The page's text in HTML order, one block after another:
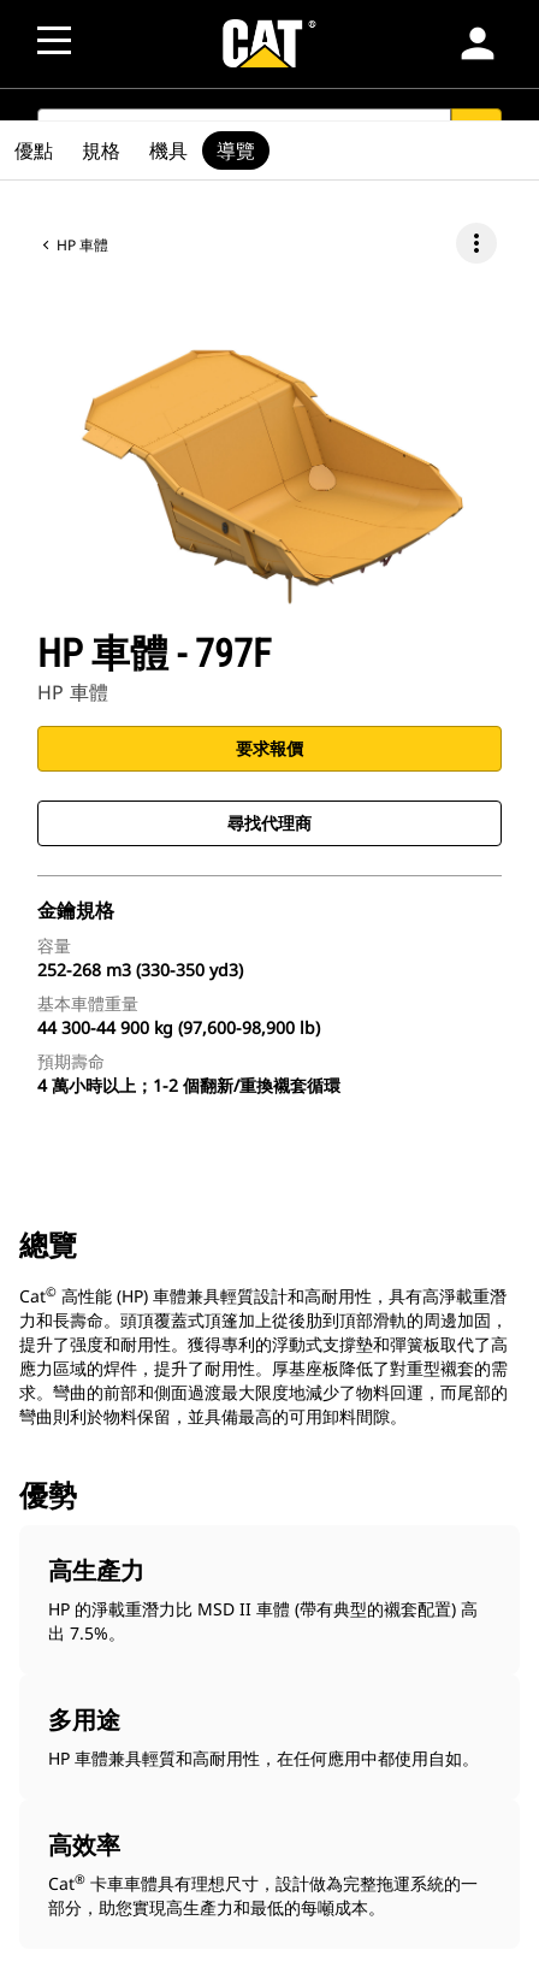
person
SEARCH
HP 車體 more_vert
HP 車體 - 797F
HP 車體
要求報價
尋找代理商
金鑰規格
容量
252-268 m3 (330-350 yd3)
基本車體重量
44 300-44 900 kg (97,600-98,900 lb)
預期壽命
4 萬小時以上；1-2 個翻新/重換襯套循環
優點 規格 機具 導覽
總覽
Cat© 高性能 (HP) 車體兼具輕質設計和高耐用性，具有高淨載重潛
力和長壽命。頭頂覆蓋式頂篷加上從後肋到頂部滑軌的周邊加固，
提升了强度和耐用性。獲得專利的浮動式支撐墊和彈簧板取代了高
應力區域的焊件，提升了耐用性。厚基座板降低了對重型襯套的需
求。彎曲的前部和側面過渡最大限度地減少了物料回運，而尾部的
彎曲則利於物料保留，並具備最高的可用卸料間隙。
優勢
高生產力
HP 的淨載重潛力比 MSD II 車體 (帶有典型的襯套配置) 高
出 7.5%。
多用途
HP 車體兼具輕質和高耐用性，在任何應用中都使用自如。
高效率
Cat® 卡車車體具有理想尺寸，設計做為完整拖運系統的一
部分，助您實現高生產力和最低的每噸成本。